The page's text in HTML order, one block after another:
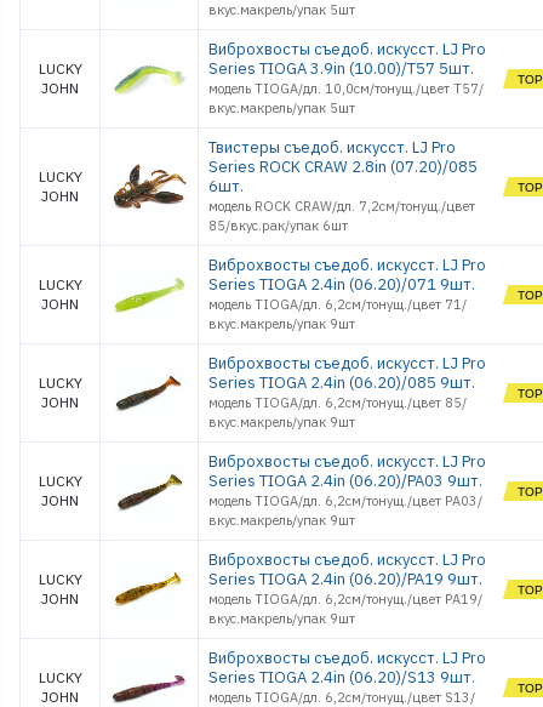
вкус.макрель/упак 5шт
LUCKY
JOHN
Виброхвосты съедоб. искусст. LJ Pro
Series TIOGA 3.9in (10.00)/T57 5шт.
модель TIOGA/дл. 10,0см/тонущ./цвет T57/
вкус.макрель/упак 5шт
LUCKY
JOHN
Твистеры съедоб. искусст. LJ Pro
Series ROCK CRAW 2.8in (07.20)/085
6шт.
модель ROCK CRAW/дл. 7,2см/тонущ./цвет
85/вкус.рак/упак 6шт
LUCKY
JOHN
Виброхвосты съедоб. искусст. LJ Pro
Series TIOGA 2.4in (06.20)/071 9шт.
модель TIOGA/дл. 6,2см/тонущ./цвет 71/
вкус.макрель/упак 9шт
LUCKY
JOHN
Виброхвосты съедоб. искусст. LJ Pro
Series TIOGA 2.4in (06.20)/085 9шт.
модель TIOGA/дл. 6,2см/тонущ./цвет 85/
вкус.макрель/упак 9шт
LUCKY
JOHN
Виброхвосты съедоб. искусст. LJ Pro
Series TIOGA 2.4in (06.20)/PA03 9шт.
модель TIOGA/дл. 6,2см/тонущ./цвет PA03/
вкус.макрель/упак 9шт
LUCKY
JOHN
Виброхвосты съедоб. искусст. LJ Pro
Series TIOGA 2.4in (06.20)/PA19 9шт.
модель TIOGA/дл. 6,2см/тонущ./цвет PA19/
вкус.макрель/упак 9шт
LUCKY
JOHN
Виброхвосты съедоб. искусст. LJ Pro
Series TIOGA 2.4in (06.20)/S13 9шт.
модель TIOGA/дл. 6,2см/тонущ./цвет S13/